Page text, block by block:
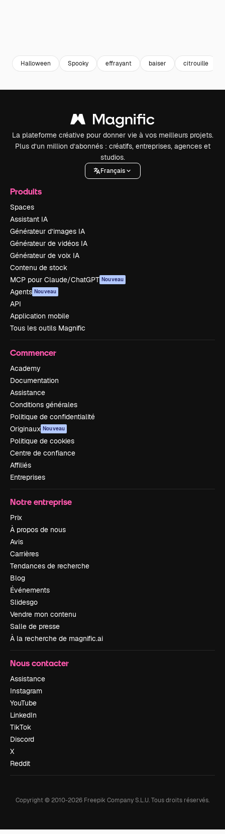
Halloween Spooky effrayant baiser citrouille
La plateforme créative pour donner vie à vos meilleurs projets.
Plus d’un million d’abonnés : créatifs, entreprises, agences et
studios.
Français
Produits
Spaces
Assistant IA
Générateur d’images IA
Générateur de vidéos IA
Générateur de voix IA
Contenu de stock
MCP pour Claude/ChatGPT Nouveau
Agents Nouveau
API
Application mobile
Tous les outils Magnific
Commencer
Academy
Documentation
Assistance
Conditions générales
Politique de confidentialité
Originaux Nouveau
Politique de cookies
Centre de confiance
Affiliés
Entreprises
Notre entreprise
Prix
À propos de nous
Avis
Carrières
Tendances de recherche
Blog
Événements
Slidesgo
Vendre mon contenu
Salle de presse
À la recherche de magnific.ai
Nous contacter
Assistance
Instagram
YouTube
LinkedIn
TikTok
Discord
X
Reddit
Copyright © 2010-2026 Freepik Company S.L.U.Tous droits réservés.